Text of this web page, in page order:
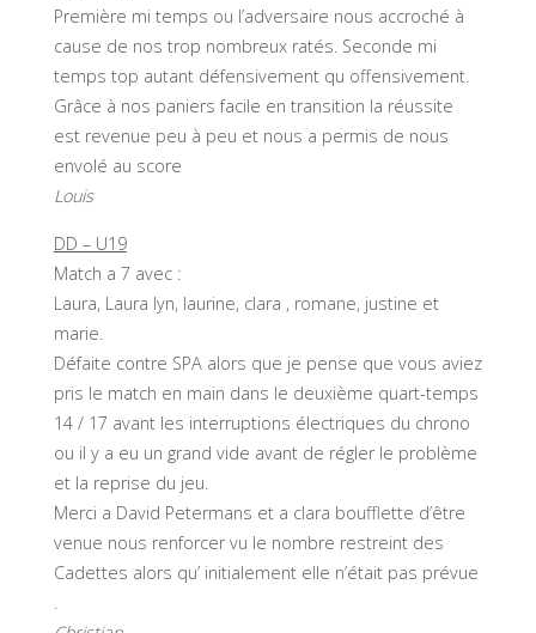
Première mi temps ou l’adversaire nous accroché à
cause de nos trop nombreux ratés. Seconde mi
temps top autant défensivement qu offensivement.
Grâce à nos paniers facile en transition la réussite
est revenue peu à peu et nous a permis de nous
envolé au score
Louis
DD – U19
Match a 7 avec :
Laura, Laura lyn, laurine, clara , romane, justine et
marie.
Défaite contre SPA alors que je pense que vous aviez
pris le match en main dans le deuxième quart-temps
14 / 17 avant les interruptions électriques du chrono
ou il y a eu un grand vide avant de régler le problème
et la reprise du jeu.
Merci a David Petermans et a clara boufflette d’être
venue nous renforcer vu le nombre restreint des
Cadettes alors qu’ initialement elle n’était pas prévue